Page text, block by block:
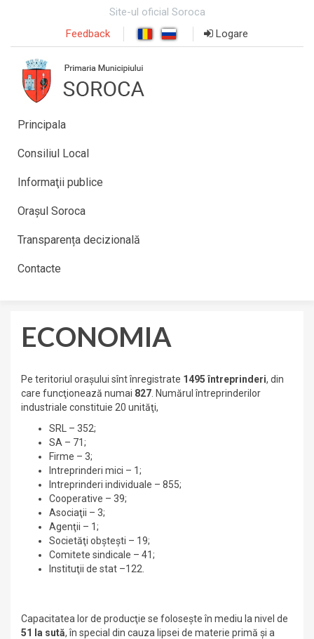
Site-ul oficial Soroca
Feedback
Logare
Principala
Consiliul Local
Informaţii publice
Orașul Soroca
Transparența decizională
Contacte
ECONOMIA
Pe teritoriul oraşului sînt înregistrate 1495 întreprinderi, din
care funcţionează numai 827 . Numărul întreprinderilor
industriale constituie 20 unităţi,
SRL – 352;
SA – 71;
Firme – 3;
Intreprinderi mici – 1;
Intreprinderi individuale – 855;
Cooperative – 39;
Asociaţii – 3;
Agenţii – 1;
Societăţi obşteşti – 19;
Comitete sindicale – 41;
Instituţii de stat –122.
Capacitatea lor de producţie se foloseşte în mediu la nivel de
51 la sută, în special din cauza lipsei de materie primă şi a